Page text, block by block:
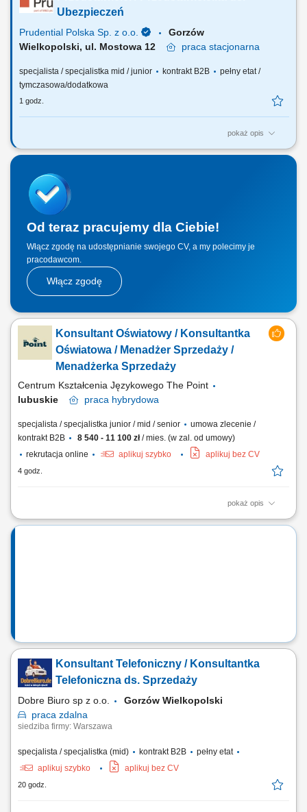
Ubezpieczeń
Prudential Polska Sp. z o.o.
Gorzów
Wielkopolski, ul. Mostowa 12
praca stacjonarna
specjalista / specjalistka mid / junior kontrakt B2B
pełny etat /
tymczasowa/dodatkowa
1 godz.
pokaż opis
Twój zakres obowiązków: budowanie własnego biznesu przy wsparciu
organizacja własnej aktywności i kalendarza spotkań.
Od teraz pracujemy dla Ciebie!
Włącz zgodę na udostępnianie swojego CV, a my polecimy je
pracodawcom.
Włącz zgodę
Konsultant Oświatowy / Konsultantka
Oświatowa / Menadżer Sprzedaży /
Menadżerka Sprzedaży
Centrum Kształcenia Językowego The Point
lubuskie
praca hybrydowa
specjalista / specjalistka junior / mid / senior
umowa zlecenie /
kontrakt B2B
8 540 - 11 100 zł/ mies. (w zal. od umowy)
rekrutacja online
aplikuj szybko aplikuj bez CV
4 godz.
pokaż opis
Czym zajmuje się Konsultant Oświatowy / Konsultantka Oświatowa?
Konsultant Telefoniczny / Konsultantka
Telefoniczna ds. Sprzedaży
Dobre Biuro sp z o.o.
Gorzów Wielkopolski
praca zdalna
siedziba firmy: Warszawa
specjalista / specjalistka (mid) kontrakt B2B
pełny etat
aplikuj szybko
aplikuj bez CV
20 godz.